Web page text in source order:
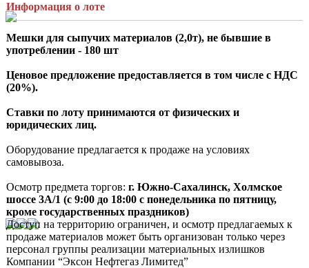
Информация о лоте
Мешки для сыпучих материалов (2,0т), не бывшие в
употреблении - 180 шт
Ценовое предложение предоставляется в том числе с НДС
(20%).
Ставки по лоту принимаются от физических и
юридических лиц.
Оборудование предлагается к продаже на условиях
самовывоза.
Осмотр предмета торгов: г. Южно-Сахалинск, Холмское
шоссе 3A/1 (с 9:00 до 18:00 с понедельника по пятницу,
кроме государственных праздников)
Доступ на территорию ограничен, и осмотр предлагаемых к
продаже материалов может быть организован только через
персонал группы реализации материальных излишков
Компании “Эксон Нефтегаз Лимитед”